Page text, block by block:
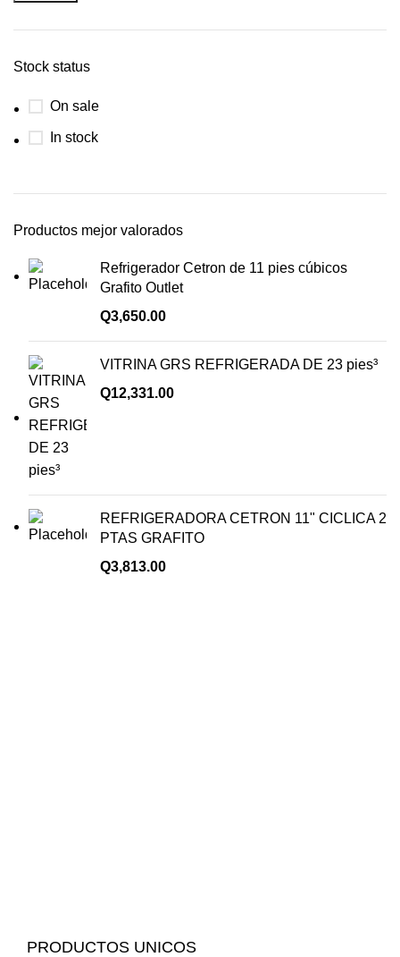
Stock status
On sale
In stock
Productos mejor valorados
Refrigerador Cetron de 11 pies cúbicos
Grafito Outlet
Q3,650.00
VITRINA GRS REFRIGERADA DE 23 pies³
Q12,331.00
REFRIGERADORA CETRON 11" CICLICA 2
PTAS GRAFITO
Q3,813.00
PRODUCTOS UNICOS